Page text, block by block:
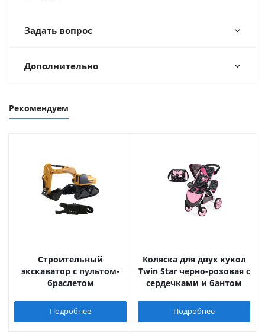
Задать вопрос
Дополнительно
Рекомендуем
Строительный
экскаватор с пультом-
браслетом
Подробнее
Коляска для двух кукол
Twin Star черно-розовая с
сердечками и бантом
Подробнее